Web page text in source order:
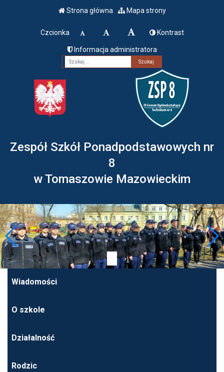
Strona główna Mapa strony
Czcionka Kontrast
Informacja administratora
Fraza
Zespół Szkół Ponadpodstawowych nr
8
w Tomaszowie Mazowieckim
Wiadomości
O szkole
Działalność
Rodzic